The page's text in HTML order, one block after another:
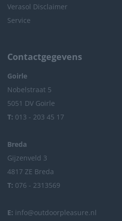
Verasol Disclaimer
Service
Contactgegevens
Goirle
Nobelstraat 5
5051 DV Goirle
T: 013 - 203 45 17
Breda
Gijzenveld 3
4817 ZE Breda
T: 076 - 2313569
E: info@outdoorpleasure.nl